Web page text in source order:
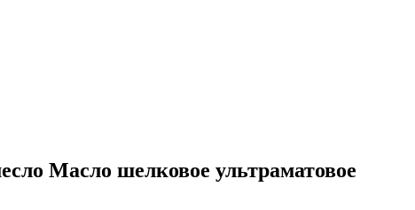
Масло шелковое ультраматовое